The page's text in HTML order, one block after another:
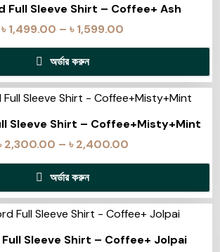
Full Sleeve Shirt – Coffee+ Ash
৳1,499.00 – ৳1,599.00
অর্ডার করুন
Sleeve Shirt – Coffee+Misty+Mint
2,300.00 – ৳2,400.00
অর্ডার করুন
Sleeve Shirt – Coffee+ Jolpai